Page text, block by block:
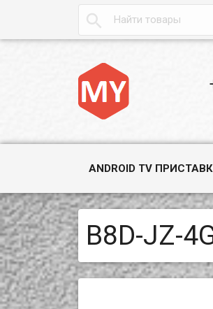

ANDROID TV
B8D-JZ-